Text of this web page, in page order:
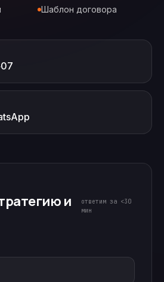
Шаблон договора
и
ответим за <30
мин